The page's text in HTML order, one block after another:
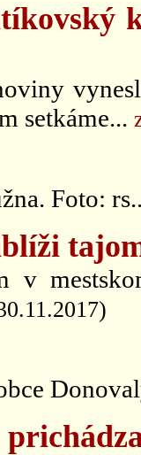
setkáme...
Foto:
v